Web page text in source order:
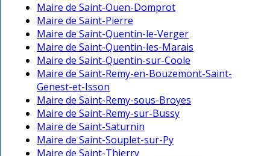
Maire de Saint-Ouen-Domprot
Maire de Saint-Pierre
Maire de Saint-Quentin-le-Verger
Maire de Saint-Quentin-les-Marais
Maire de Saint-Quentin-sur-Coole
Maire de Saint-Remy-en-Bouzemont-Saint-
Genest-et-Isson
Maire de Saint-Remy-sous-Broyes
Maire de Saint-Remy-sur-Bussy
Maire de Saint-Saturnin
Maire de Saint-Souplet-sur-Py
Maire de Saint-Thierry